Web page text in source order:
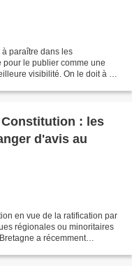
à paraître dans les
pour le publier comme une
visibilité. On le doit à un
: les
d'avis au
en vue de la ratification par
régionales ou minoritaires
a récemment